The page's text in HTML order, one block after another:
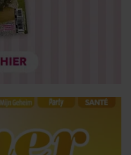
combineren met andere
of die ze hebben
van hun services. U
als u onze website blijft